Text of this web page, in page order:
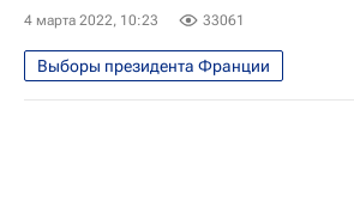
Марин Ле Пен
4 марта 2022, 10:23 33061
Выборы президента Франции
Инфографика
Франция